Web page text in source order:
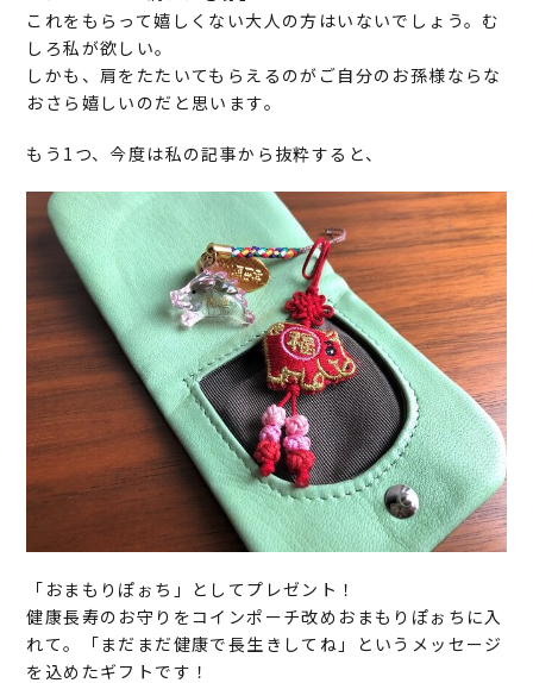
これをもらって嬉しくない大人の方はいないでしょう。む
しろ私が欲しい。
しかも、肩をたたいてもらえるのがご自分のお孫様ならな
おさら嬉しいのだと思います。
もう1つ、今度は私の記事から抜粋すると、
「おまもりぽぉち」としてプレゼント！
健康長寿のお守りをコインポーチ改めおまもりぽぉちに入
れて。「まだまだ健康で長生きしてね」というメッセージ
を込めたギフトです！